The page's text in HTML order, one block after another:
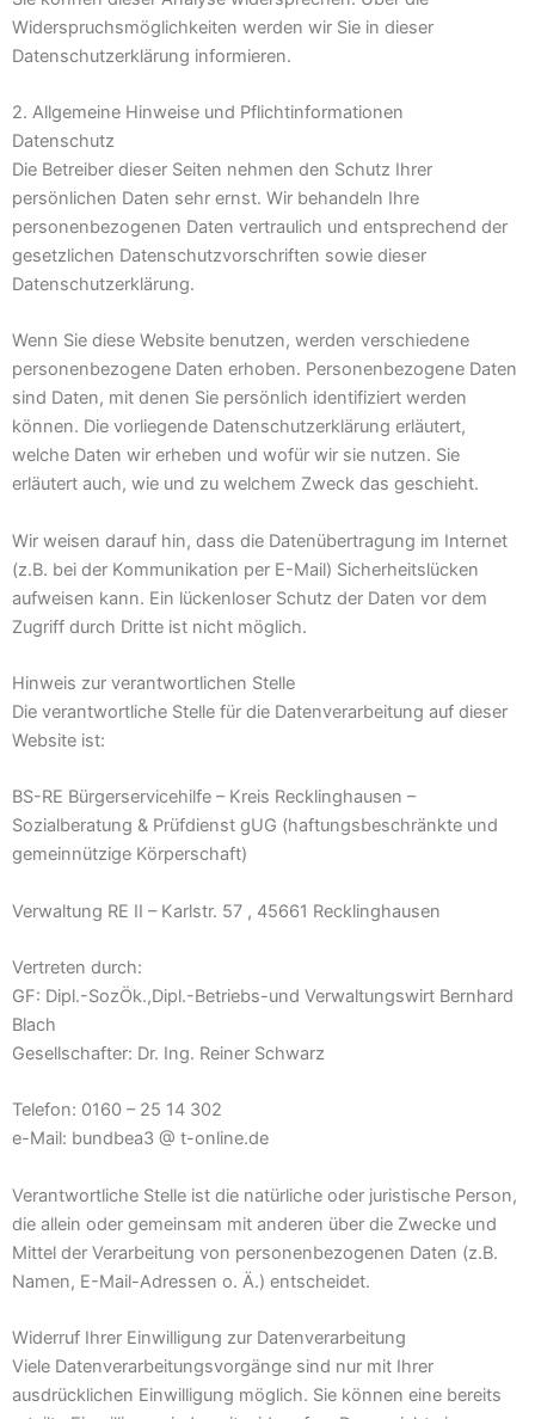
Widerspruchsmöglichkeiten werden wir Sie in dieser
Datenschutzerklärung informieren.
2. Allgemeine Hinweise und Pflichtinformationen
Datenschutz
Die Betreiber dieser Seiten nehmen den Schutz Ihrer
persönlichen Daten sehr ernst. Wir behandeln Ihre
personenbezogenen Daten vertraulich und entsprechend der
gesetzlichen Datenschutzvorschriften sowie dieser
Datenschutzerklärung.
Wenn Sie diese Website benutzen, werden verschiedene
personenbezogene Daten erhoben. Personenbezogene Daten
sind Daten, mit denen Sie persönlich identifiziert werden
können. Die vorliegende Datenschutzerklärung erläutert,
welche Daten wir erheben und wofür wir sie nutzen. Sie
erläutert auch, wie und zu welchem Zweck das geschieht.
Wir weisen darauf hin, dass die Datenübertragung im Internet
(z.B. bei der Kommunikation per E-Mail) Sicherheitslücken
aufweisen kann. Ein lückenloser Schutz der Daten vor dem
Zugriff durch Dritte ist nicht möglich.
Hinweis zur verantwortlichen Stelle
Die verantwortliche Stelle für die Datenverarbeitung auf dieser
Website ist:
BS-RE Bürgerservicehilfe – Kreis Recklinghausen –
Sozialberatung & Prüfdienst gUG (haftungsbeschränkte und
gemeinnützige Körperschaft)
Verwaltung RE II – Karlstr. 57 , 45661 Recklinghausen
Vertreten durch:
GF: Dipl.-SozÖk.,Dipl.-Betriebs-und Verwaltungswirt Bernhard
Blach
Gesellschafter: Dr. Ing. Reiner Schwarz
Telefon: 0160 – 25 14 302
e-Mail: bundbea3 @ t-online.de
Verantwortliche Stelle ist die natürliche oder juristische Person,
die allein oder gemeinsam mit anderen über die Zwecke und
Mittel der Verarbeitung von personenbezogenen Daten (z.B.
Namen, E-Mail-Adressen o. Ä.) entscheidet.
Widerruf Ihrer Einwilligung zur Datenverarbeitung
Viele Datenverarbeitungsvorgänge sind nur mit Ihrer
ausdrücklichen Einwilligung möglich. Sie können eine bereits